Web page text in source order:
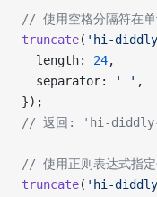
// 使用空格分隔符在单
truncate( 'hi-
  length:
24,
  separator:
' ' ,
});
// 返回: 'hi-
// 使用正则表达式指定
truncate( 'hi-